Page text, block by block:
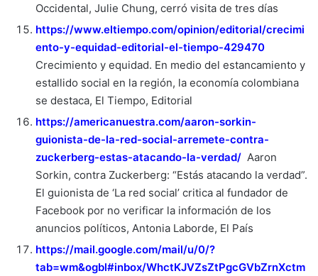
Occidental, Julie Chung, cerró visita de tres días
https://www.eltiempo.com/opinion/editorial/crecimi
ento-y-equidad-editorial-el-tiempo-429470
Crecimiento y equidad. En medio del estancamiento y
estallido social en la región, la economía colombiana
se destaca, El Tiempo, Editorial
https://americanuestra.com/aaron-sorkin-
guionista-de-la-red-social-arremete-contra-
zuckerberg-estas-atacando-la-verdad/ Aaron
Sorkin, contra Zuckerberg: “Estás atacando la verdad”.
El guionista de ‘La red social’ critica al fundador de
Facebook por no verificar la información de los
anuncios políticos, Antonia Laborde, El País
https://mail.google.com/mail/u/0/?
tab=wm&ogbl#inbox/WhctKJVZsZtPgcGVbZrnXctm